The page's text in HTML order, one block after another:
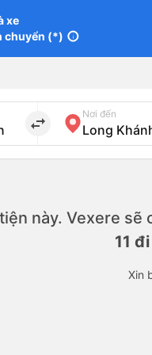
xe
chuyển (*) info
import_export
Nơi đến
này. Vexere sẽ
11
Xin